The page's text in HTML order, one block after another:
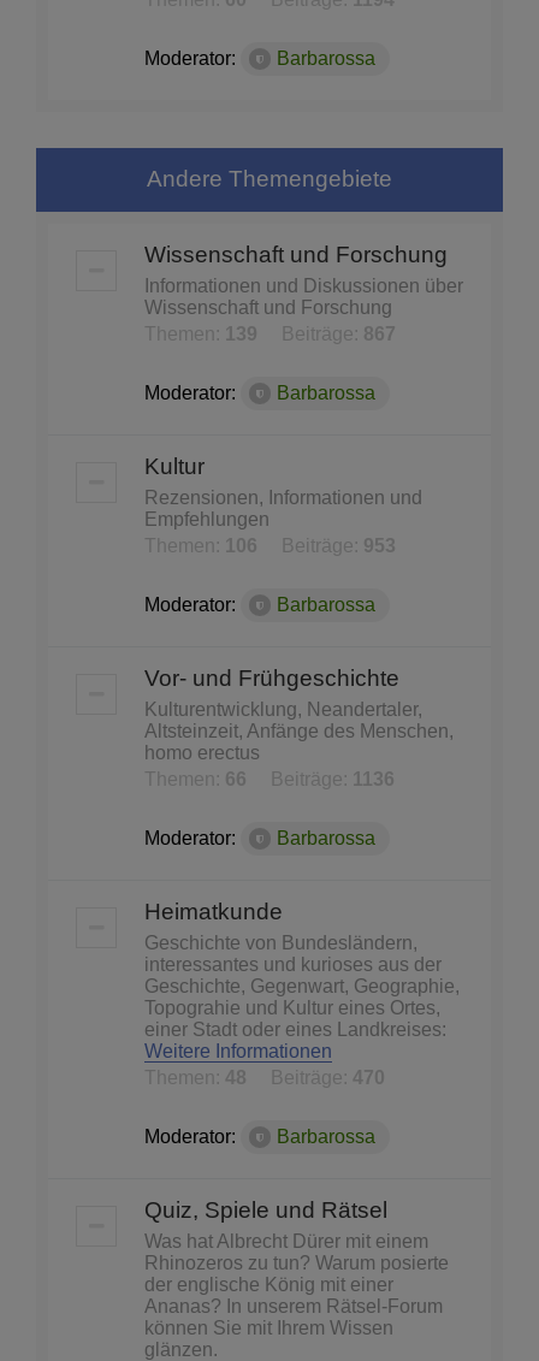
Moderator: Barbarossa
Andere Themengebiete
Wissenschaft und Forschung
Informationen und Diskussionen über
Wissenschaft und Forschung
Themen:
139 Beiträge: 867
Moderator: Barbarossa
Kultur
Rezensionen, Informationen und
Empfehlungen
Themen:
106 Beiträge: 953
Moderator: Barbarossa
Vor- und Frühgeschichte
Kulturentwicklung, Neandertaler,
Altsteinzeit, Anfänge des Menschen,
homo erectus
Themen: 66 Beiträge: 1136
Moderator: Barbarossa
Heimatkunde
Geschichte von Bundesländern,
interessantes und kurioses aus der
Geschichte, Gegenwart, Geographie,
Topograhie und Kultur eines Ortes,
einer Stadt oder eines Landkreises:
Weitere Informationen
Themen: 48 Beiträge: 470
Moderator: Barbarossa
Quiz, Spiele und Rätsel
Was hat Albrecht Dürer mit einem
Rhinozeros zu tun? Warum posierte
der englische König mit einer
Ananas? In unserem Rätsel-Forum
können Sie mit Ihrem Wissen
glänzen.